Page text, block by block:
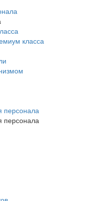
класса
персонала
персонала